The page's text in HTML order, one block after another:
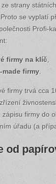
strany
se vyplatí
Profi-
firmy na klíč
made firmy
firmy trvá cca
firmy do
úřadu (a
od